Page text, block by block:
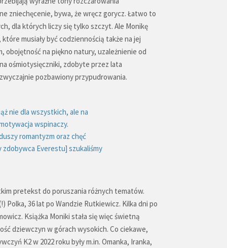
zniechęcenie, bywa, że wręcz gorycz. Łatwo to
dla których liczy się tylko szczyt. Ale Monikę
musiały być codziennością także na jej
obojętność na piękno natury, uzależnienie od
ośmiotysięczniki, zdobyte przez lata
pozbawiony przypudrowania.
nie dla wszystkich, ale na
wspinaczy.
romantyzm oraz chęć
Everestu] szukaliśmy
pretekst do poruszania różnych tematów.
Polka, 36 lat po Wandzie Rutkiewicz. Kilka dni po
Książka Moniki stała się więc świetną
dziewczyn w górach wysokich. Co ciekawe,
K2 w 2022 roku były m.in. Omanka, Iranka,